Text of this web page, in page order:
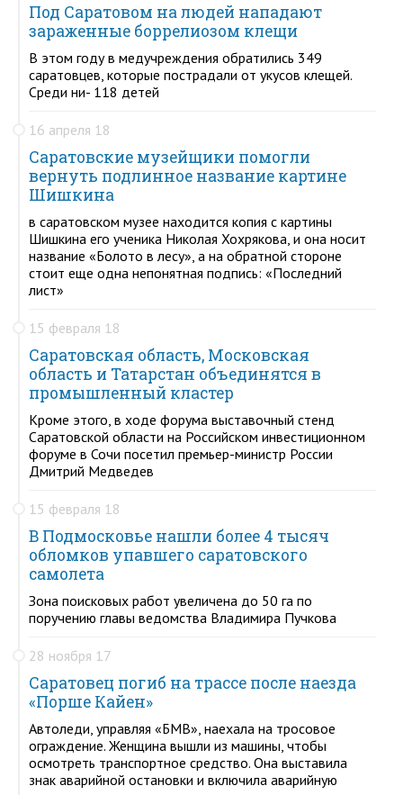
Под Саратовом на людей нападают
зараженные боррелиозом клещи
В этом году в медучреждения обратились 349
саратовцев, которые пострадали от укусов клещей.
Среди ни- 118 детей
16 апреля 18
Саратовские музейщики помогли
вернуть подлинное название картине
Шишкина
в саратовском музее находится копия с картины
Шишкина его ученика Николая Хохрякова, и она носит
название «Болото в лесу», а на обратной стороне
стоит еще одна непонятная подпись: «Последний
лист»
15 февраля 18
Саратовская область, Московская
область и Татарстан объединятся в
промышленный кластер
Кроме этого, в ходе форума выставочный стенд
Саратовской области на Российском инвестиционном
форуме в Сочи посетил премьер-министр России
Дмитрий Медведев
15 февраля 18
В Подмосковье нашли более 4 тысяч
обломков упавшего саратовского
самолета
Зона поисковых работ увеличена до 50 га по
поручению главы ведомства Владимира Пучкова
28 ноября 17
Саратовец погиб на трассе после наезда
«Порше Кайен»
Автоледи, управляя «БМВ», наехала на тросовое
ограждение. Женщина вышли из машины, чтобы
осмотреть транспортное средство. Она выставила
знак аварийной остановки и включила аварийную